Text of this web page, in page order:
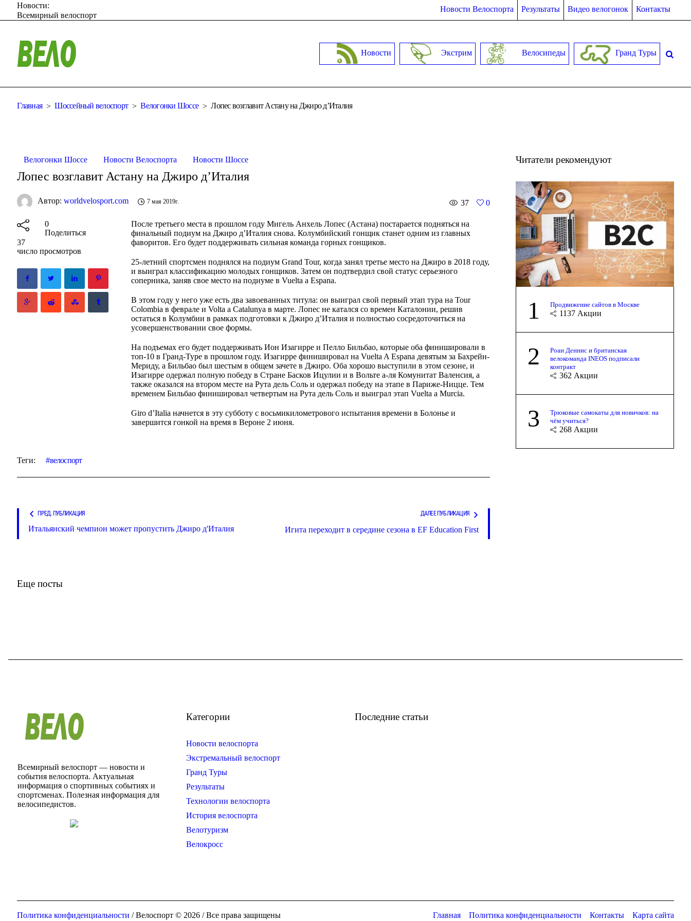
Новости Велоспорта Результаты Видео велогонок Контакты
Новости:
Всемирный велоспорт
Новости Экстрим Велосипеды Гранд Туры
Главная Шоссейный велоспорт Велогонки Шоссе Лопес возглавит Астану на Джиро д’Италия
Велогонки Шоссе Новости Велоспорта Новости Шоссе
Лопес возглавит Астану на Джиро д’Италия
37 0
Автор:worldvelosport.com 7 мая 2019г.
0
Поделиться
37
число просмотров
После третьего места в прошлом году Мигель Анхель Лопес (Астана) постарается подняться на
финальный подиум на Джиро д’Италия снова. Колумбийский гонщик станет одним из главных
фаворитов. Его будет поддерживать сильная команда горных гонщиков.
25-летний спортсмен поднялся на подиум Grand Tour, когда занял третье место на Джиро в 2018 году,
и выиграл классификацию молодых гонщиков. Затем он подтвердил свой статус серьезного
соперника, заняв свое место на подиуме в Vuelta a Espana.
В этом году у него уже есть два завоеванных титула: он выиграл свой первый этап тура на Tour
Colombia в феврале и Volta a Catalunya в марте. Лопес не катался со времен Каталонии, решив
остаться в Колумбии в рамках подготовки к Джиро д’Италия и полностью сосредоточиться на
усовершенствовании свое формы.
На подъемах его будет поддерживать Ион Изагирре и Пелло Бильбао, которые оба финишировали в
топ-10 в Гранд-Туре в прошлом году. Изагирре финишировал на Vuelta A Espana девятым за Бахрейн-
Мериду, а Бильбао был шестым в общем зачете в Джиро. Оба хорошо выступили в этом сезоне, и
Изагирре одержал полную победу в Стране Басков Ицулии и в Вольте а-ля Комунитат Валенсия, а
также оказался на втором месте на Рута дель Соль и одержал победу на этапе в Париже-Ницце. Тем
временем Бильбао финишировал четвертым на Рута дель Соль и выиграл этап Vuelta a Murcia.
Giro d’Italia начнется в эту субботу с восьмикилометрового испытания времени в Болонье и
завершится гонкой на время в Вероне 2 июня.
Теги: велоспорт
ПРЕД. ПУБЛИКАЦИЯ
Итальянский чемпион может пропустить Джиро д'Италия
ДАЛЕЕ ПУБЛИКАЦИЯ
Игита переходит в середине сезона в EF Education First
Еще посты
Читатели рекомендуют
1 Продвижение сайтов в Москве
1137 Акции
2
Роан Деннис и британская
велокоманда INEOS подписали
контракт
362 Акции
3
Трюковые самокаты для новичков: на
чём учиться?
268 Акции
Всемирный велоспорт — новости и
события велоспорта. Актуальная
информация о спортивных событиях и
спортсменах. Полезная информация для
велосипедистов.
Категории
Новости велоспорта
Экстремальный велоспорт
Гранд Туры
Результаты
Технологии велоспорта
История велоспорта
Велотуризм
Велокросс
Последние статьи
Главная Политика конфиденциальности Контакты Карта сайта
Политика конфиденциальности / Велоспорт © 2026 / Все права защищены